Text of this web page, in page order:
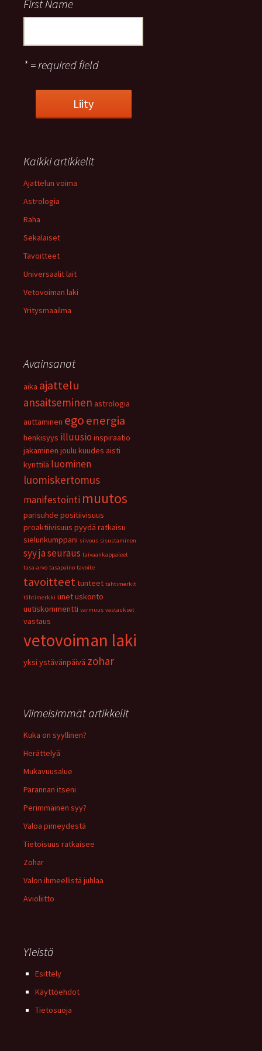
First Name
* = required field
Kaikki artikkelit
Ajattelun voima
Astrologia
Raha
Sekalaiset
Tavoitteet
Universaalit lait
Vetovoiman laki
Yritysmaailma
Avainsanat
aika ajattelu
ansaitseminen astrologia
auttaminen egoenergia
henkisyys illuusio inspiraatio
jakaminen joulu kuudes aisti
kynttilä luominen
luomiskertomus
manifestointi muutos
parisuhde positiivisuus
proaktiivisuus pyydä ratkaisu
sielunkumppani siivous sisustaminen
syy ja seuraus taivaankappaleet
tasa-arvo tasapaino tavoite
tavoitteettunteet tähtimerkit
tähtimerkki unetuskonto
uutiskommentti varmuus vastaukset
vastaus
vetovoiman laki
yksi ystävänpäivä zohar
Viimeisimmät artikkelit
Kuka on syyllinen?
Herättelyä
Mukavuusalue
Parannan itseni
Perimmäinen syy?
Valoa pimeydestä
Tietoisuus ratkaisee
Zohar
Valon ihmeellistä juhlaa
Avioliitto
Yleistä
Esittely
Käyttöehdot
Tietosuoja